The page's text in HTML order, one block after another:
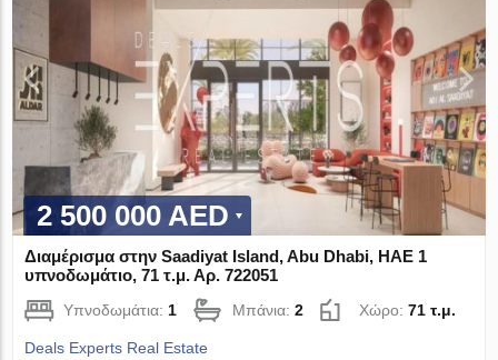
2 500 000 AED
Διαμέρισμα στην Saadiyat Island, Abu Dhabi, ΗΑΕ 1
υπνοδωμάτιο, 71 τ.μ. Αρ. 722051
Υπνοδωμάτια: 1 Μπάνια:2 Χώρο:71 τ.μ.
Deals Experts Real Estate